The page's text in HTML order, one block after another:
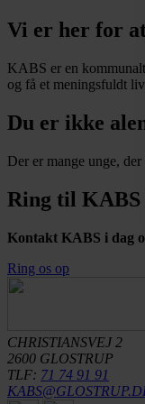
Vi er her for
KABS er en
og få et meningsfuldt
Du er ikke
Der er mange unge,
Ring til KABS
Kontakt KABS i dag
Ring os op
CHRISTIANSVEJ 2
2600 GLOSTRUP
TLF: 71 74 91 91